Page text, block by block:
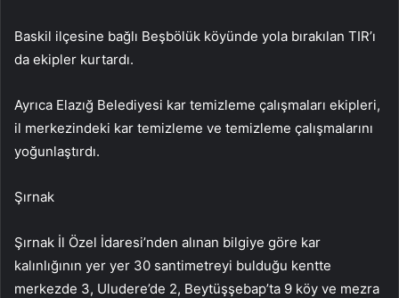
Baskil ilçesine bağlı Beşbölük köyünde yola bırakılan TIR’ı
da ekipler kurtardı.
Ayrıca Elazığ Belediyesi kar temizleme çalışmaları ekipleri,
il merkezindeki kar temizleme ve temizleme çalışmalarını
yoğunlaştırdı.
Şırnak
Şırnak İl Özel İdaresi’nden alınan bilgiye göre kar
kalınlığının yer yer 30 santimetreyi bulduğu kentte
merkezde 3, Uludere’de 2, Beytüşşebap’ta 9 köy ve mezra